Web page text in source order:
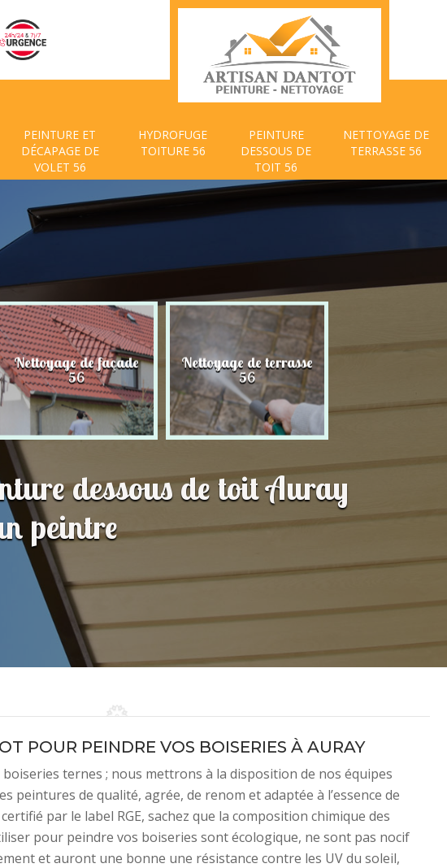
PEINTURE ET
DÉCAPAGE DE
VOLET 56
HYDROFUGE
TOITURE 56
PEINTURE
DESSOUS DE
TOIT 56
NETTOYAGE DE
TERRASSE 56
Nettoyage de façade
56
Nettoyage de terrasse
56
dessous de toit Auray
peintre
POUR PEINDRE VOS BOISERIES À AURAY
ternes ; nous mettrons à la disposition de nos équipes
peintures de qualité, agrée, de renom et adaptée à l’essence de
par le label RGE, sachez que la composition chimique des
pour peindre vos boiseries sont écologique, ne sont pas nocif
et auront une bonne une résistance contre les UV du soleil,